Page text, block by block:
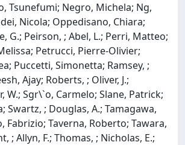
Tsunefumi; Negro, Michela; Ng,
Nicola; Oppedisano, Chiara;
G.; Peirson, ; Abel, L.; Perri, Matteo;
Petrucci, Pierre-Olivier;
Puccetti, Simonetta; Ramsey, ;
Ajay; Roberts, ; Oliver, J.;
W.; Sgr\`o, Carmelo; Slane, Patrick;
Swartz, ; Douglas, A.; Tamagawa,
Fabrizio; Taverna, Roberto; Tawara,
; Allyn, F.; Thomas, ; Nicholas, E.;